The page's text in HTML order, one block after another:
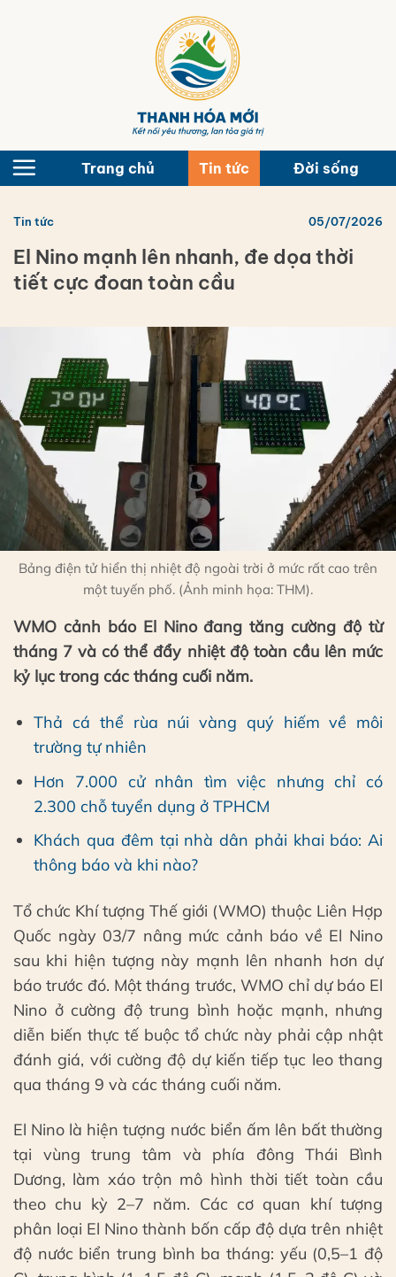
Trang chủ Tin tức Đời sống
Tin tức 05/07/2026
El Nino mạnh lên nhanh, đe dọa thời
tiết cực đoan toàn cầu
Bảng điện tử hiển thị nhiệt độ ngoài trời ở mức rất cao trên
một tuyến phố. (Ảnh minh họa: THM).
WMO cảnh báo El Nino đang tăng cường độ từ
tháng 7 và có thể đẩy nhiệt độ toàn cầu lên mức
kỷ lục trong các tháng cuối năm.
Thả cá thể rùa núi vàng quý hiếm về môi
trường tự nhiên
Hơn 7.000 cử nhân tìm việc nhưng chỉ có
2.300 chỗ tuyển dụng ở TPHCM
Khách qua đêm tại nhà dân phải khai báo: Ai
thông báo và khi nào?
Tổ chức Khí tượng Thế giới (WMO) thuộc Liên Hợp
Quốc ngày 03/7 nâng mức cảnh báo về El Nino
sau khi hiện tượng này mạnh lên nhanh hơn dự
báo trước đó. Một tháng trước, WMO chỉ dự báo El
Nino ở cường độ trung bình hoặc mạnh, nhưng
diễn biến thực tế buộc tổ chức này phải cập nhật
đánh giá, với cường độ dự kiến tiếp tục leo thang
qua tháng 9 và các tháng cuối năm.
El Nino là hiện tượng nước biển ấm lên bất thường
tại vùng trung tâm và phía đông Thái Bình
Dương, làm xáo trộn mô hình thời tiết toàn cầu
theo chu kỳ 2–7 năm. Các cơ quan khí tượng
phân loại El Nino thành bốn cấp độ dựa trên nhiệt
độ nước biển trung bình ba tháng: yếu (0,5–1 độ